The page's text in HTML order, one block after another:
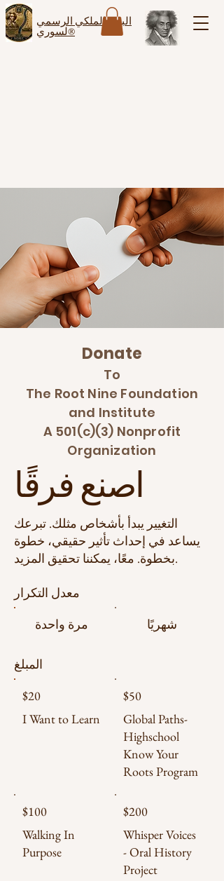
البيت الملكي الرسمي
لسوري®
Donate
To
The Root Nine Foundation
and Institute
A 501(c)(3) Nonprofit
Organization
اصنع فرقًا
التغيير يبدأ بأشخاص مثلك. تبرعك
يساعد في إحداث تأثير حقيقي، خطوة
بخطوة. معًا، يمكننا تحقيق المزيد.
معدل التكرار
مرة واحدة
شهريًا
المبلغ
I Want to Learn
$20
Global Paths-
Highschool
Know Your
Roots Program
$50
Walking In
Purpose
$100
Whisper Voices
- Oral History
Project
$200